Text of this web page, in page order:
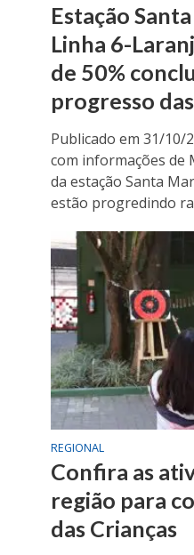
Estação
Linha 6-
de 50%
progresso
Publicado em 31/10/
com informações de
da estação Santa
estão progredindo
REGIONAL
Confira as
região para
das Crianças